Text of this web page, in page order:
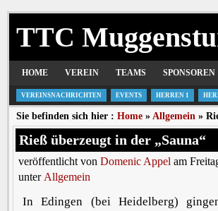
TTC
HOME VEREIN TEAMS SPONSOREN
VEREINSNACHRICHTEN EVENTS HERREN 1
Sie befinden sich hier : Home » Allgemein »
Rieß überzeugt in der „Sauna“
veröffentlicht von Domenic Appel am
unter Allgemein
In Edingen (bei Heidelberg)